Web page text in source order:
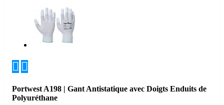
 
Portwest A198 | Gant Antistatique avec Doigts Enduits de
Polyuréthane